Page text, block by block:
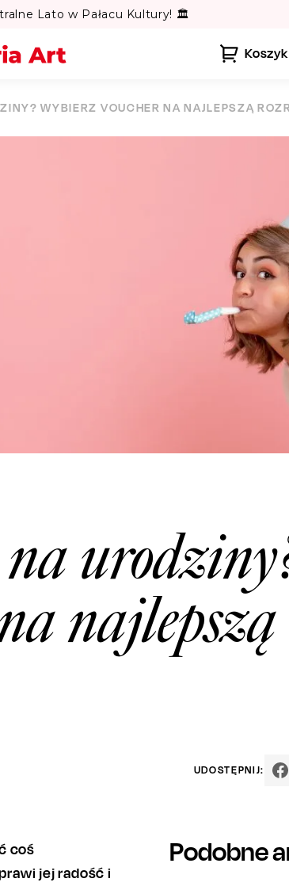
Kultury! 🏛️
Koszyk
Miasto
WYBIERZ VOUCHER NA NAJLEPSZĄ
najlepszą
UDOSTĘPNIJ:
coś
jej radość i
Podobne